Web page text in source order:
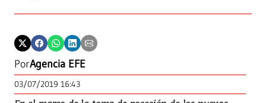
PorAgencia EFE
03/07/2019 16:43